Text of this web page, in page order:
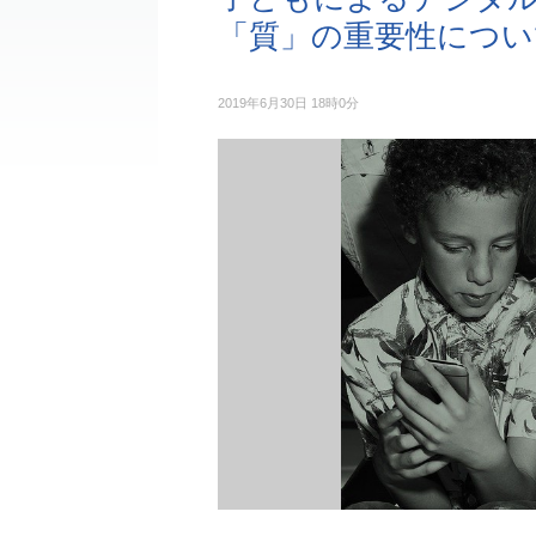
「質」の重要性につ
2019年6月30日 18時0分